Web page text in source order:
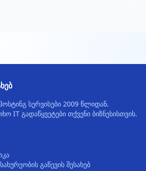
სერვისები 2009 წლიდან.
IT გადაწყვეტები თქვენი ბიზნესისთვის.
გაწევის შესახებ